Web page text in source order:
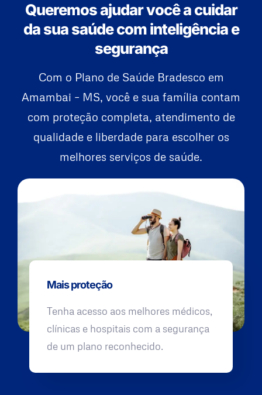
Queremos ajudar você a cuidar
da sua saúde com inteligência e
segurança
Com o Plano de Saúde Bradesco em
Amambai – MS, você e sua família contam
com proteção completa, atendimento de
qualidade e liberdade para escolher os
melhores serviços de saúde.
Mais proteção
Tenha acesso aos melhores médicos,
clínicas e hospitais com a segurança
de um plano reconhecido.